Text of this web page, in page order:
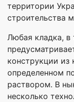
территории
строительства
Любая кладка, в
конструкции из
определенном
раствором. В
несколько